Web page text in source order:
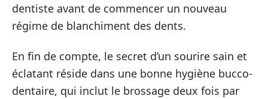
dentiste avant de commencer un nouveau
régime de blanchiment des dents.
En fin de compte, le secret d’un sourire sain et
éclatant réside dans une bonne hygiène bucco-
dentaire, qui inclut le brossage deux fois par